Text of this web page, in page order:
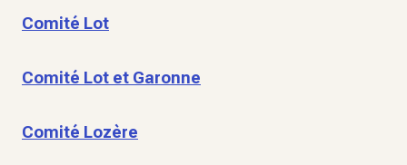
Comité Lot
Comité Lot et Garonne
Comité Lozère